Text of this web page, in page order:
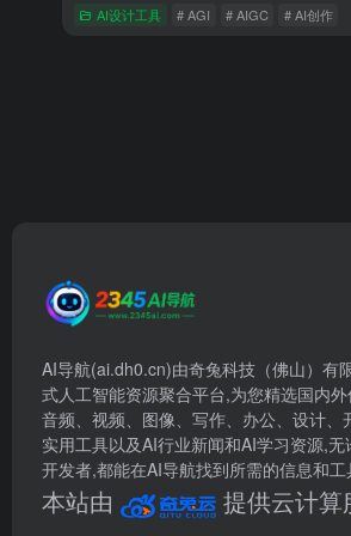
AI设计工具 # AGI # AIGC # AI创作
AI导航(ai.dh0.cn)由奇兔科技（佛山）有
式人工智能资源聚合平台,为您精选国内
音频、视频、图像、写作、办公、设计、
实用工具以及AI行业新闻和AI学习资源,
开发者,都能在AI导航找到所需的信息和工
本站由 提供云计算